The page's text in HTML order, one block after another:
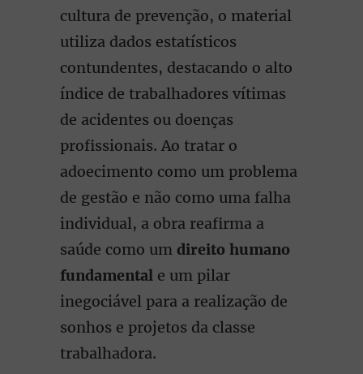
cultura de prevenção, o material
utiliza dados estatísticos
contundentes, destacando o alto
índice de trabalhadores vítimas
de acidentes ou doenças
profissionais. Ao tratar o
adoecimento como um problema
de gestão e não como uma falha
individual, a obra reafirma a
saúde como um direito humano
fundamental e um pilar
inegociável para a realização de
sonhos e projetos da classe
trabalhadora.